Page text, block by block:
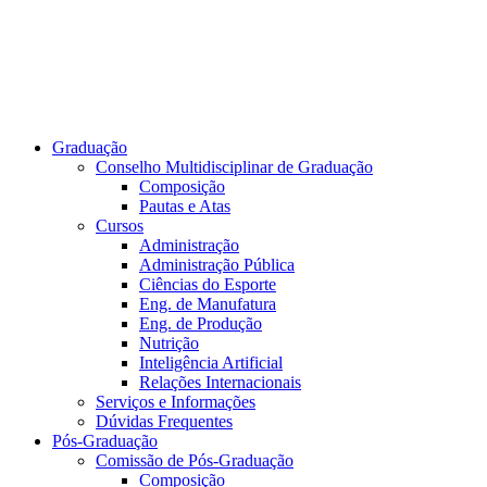
Graduação
Conselho Multidisciplinar de Graduação
Composição
Pautas e Atas
Cursos
Administração
Administração Pública
Ciências do Esporte
Eng. de Manufatura
Eng. de Produção
Nutrição
Inteligência Artificial
Relações Internacionais
Serviços e Informações
Dúvidas Frequentes
Pós-Graduação
Comissão de Pós-Graduação
Composição